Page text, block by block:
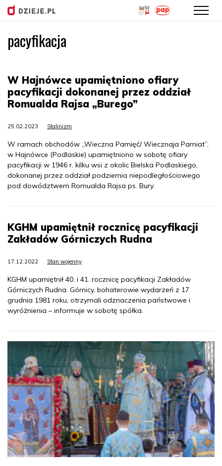
pacyfikacja
W Hajnówce upamiętniono ofiary
pacyfikacji dokonanej przez oddział
Romualda Rajsa „Burego”
25.02.2023 Stalinizm
W ramach obchodów „Wieczna Pamięć/ Wiecznaja Pamiat”,
w Hajnówce (Podlaskie) upamiętniono w sobotę ofiary
pacyfikacji w 1946 r. kilku wsi z okolic Bielska Podlaskiego,
dokonanej przez oddział podziemia niepodległościowego
pod dowództwem Romualda Rajsa ps. Bury.
KGHM upamiętnił rocznicę pacyfikacji
Zakładów Górniczych Rudna
17.12.2022 Stan wojenny
KGHM upamiętnił 40. i 41. rocznicę pacyfikacji Zakładów
Górniczych Rudna. Górnicy, bohaterowie wydarzeń z 17
grudnia 1981 roku, otrzymali odznaczenia państwowe i
wyróżnienia – informuje w sobotę spółka.